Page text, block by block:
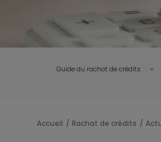
Guide du rachat de crédits
Accueil Rachat de crédits